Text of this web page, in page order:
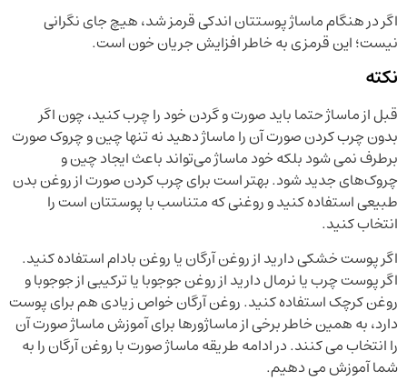
اگر در هنگام ماساژ پوستتان اندکی قرمز شد، هیچ جای نگرانی
نیست؛ این قرمزی به خاطر افزایش جریان خون است.
نكته
قبل از ماساژ حتما باید صورت و گردن خود را چرب کنید، چون اگر
بدون چرب کردن صورت آن را ماساژ دهید نه تنها چین و چروک صورت
برطرف نمی شود بلکه خود ماساژ می‌تواند باعث ایجاد چین و
چروک‌های جدید شود. بهتر است برای چرب کردن صورت از روغن بدن
طبیعی استفاده کنید و روغنی که متناسب با پوستتان است را
انتخاب کنید.
اگر پوست خشکی دارید از روغن آرگان یا روغن بادام استفاده کنید.
اگر پوست چرب یا نرمال دارید از روغن جوجوبا یا ترکیبی از جوجوبا و
روغن کرچک استفاده کنید. روغن آرگان خواص زیادی هم برای پوست
دارد، به همین خاطر برخی از ماساژورها برای آموزش ماساژ صورت آن
را انتخاب می کنند. در ادامه طریقه ماساژ صورت با روغن آرگان را به
شما آموزش می دهیم.